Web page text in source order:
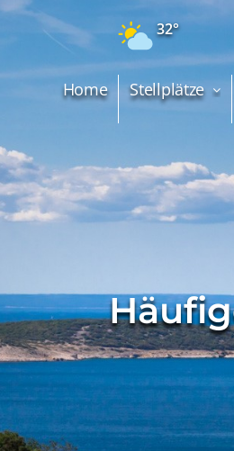
32°
Home Stellplätze